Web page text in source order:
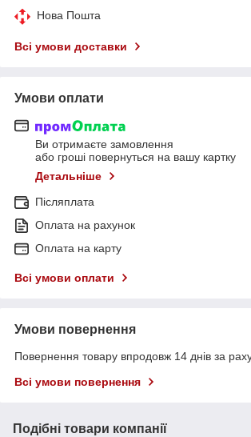
Нова Пошта
Всі умови доставки
Умови оплати
Ви отримаєте замовлення
або гроші повернуться на вашу картку
Детальніше
Післяплата
Оплата на рахунок
Оплата на карту
Всі умови оплати
Умови повернення
Повернення товару впродовж 14 днів за
Всі умови повернення
Подібні товари компанії